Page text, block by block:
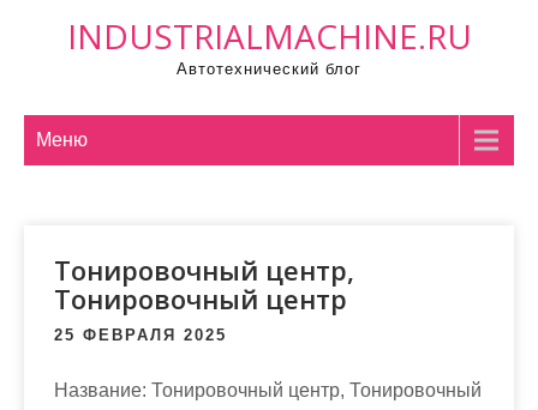
INDUSTRIALMACHINE.RU
Автотехнический блог
Меню
Тонировочный центр,
Тонировочный центр
25 ФЕВРАЛЯ 2025
Название: Тонировочный центр, Тонировочный